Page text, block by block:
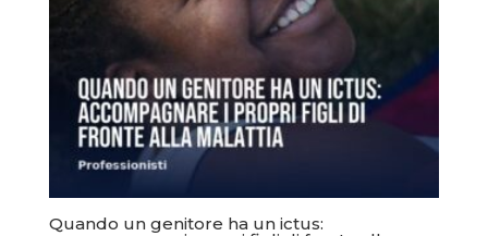
Quando un genitore ha un ictus: